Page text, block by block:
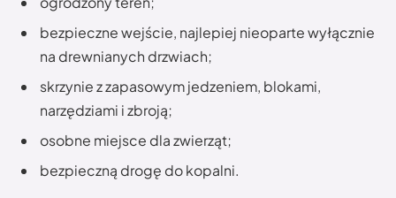
bezpieczne wejście, najlepiej nieoparte wyłącznie
na drewnianych drzwiach;
skrzynie z zapasowym jedzeniem, blokami,
narzędziami i zbroją;
osobne miejsce dla zwierząt;
bezpieczną drogę do kopalni.